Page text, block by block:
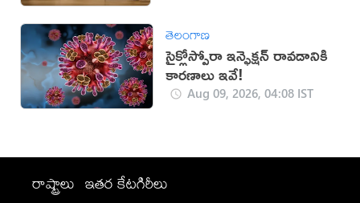
తెలంగాణ
సైక్లోస్పోరా ఇన్ఫెక్షన్ రావడానికి
కారణాలు ఇవే!
Aug 09, 2026, 04:08 IST
రాష్ట్రాలు ఇతర కేటగిరీలు